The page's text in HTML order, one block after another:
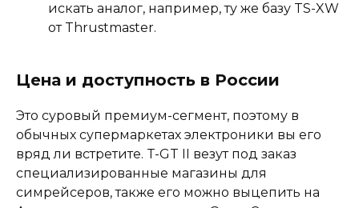
искать аналог, например, ту же базу TS-XW
от Thrustmaster.
Цена и доступность в России
Это суровый премиум-сегмент, поэтому в
обычных супермаркетах электроники вы его
вряд ли встретите. T-GT II везут под заказ
специализированные магазины для
симрейсеров, также его можно выцепить на